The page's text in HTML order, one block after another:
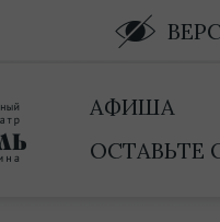
АФИША
ОСТАВЬТЕ